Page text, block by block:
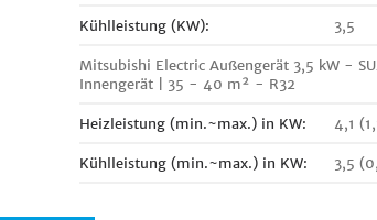
Kühlleistung (KW): 3,5
Mitsubishi Electric Außengerät 3,5 kW -
Innengerät | 35 - 40 m² - R32
Heizleistung (min.~max.) in KW: 4,1
Kühlleistung (min.~max.) in KW: 3,5